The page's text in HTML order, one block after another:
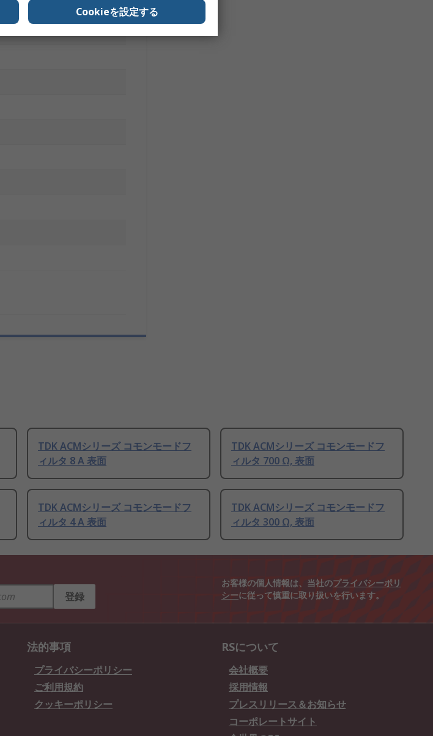
TDK ACMシリーズ コモンモードフ
ィルタ 8 A 表面
TDK ACMシリーズ コモンモードフ
ィルタ 700 Ω, 表面
TDK ACMシリーズ コモンモードフ
ィルタ 4 A 表面
TDK ACMシリーズ コモンモードフ
ィルタ 300 Ω, 表面
登録
お客様の個人情報は、当社のプライバシーポリ
シーに従って慎重に取り扱いを行います。
法的事項
プライバシーポリシー
ご利用規約
クッキーポリシー
RSについて
会社概要
採用情報
プレスリリース＆お知らせ
コーポレートサイト
Cookieを設定する